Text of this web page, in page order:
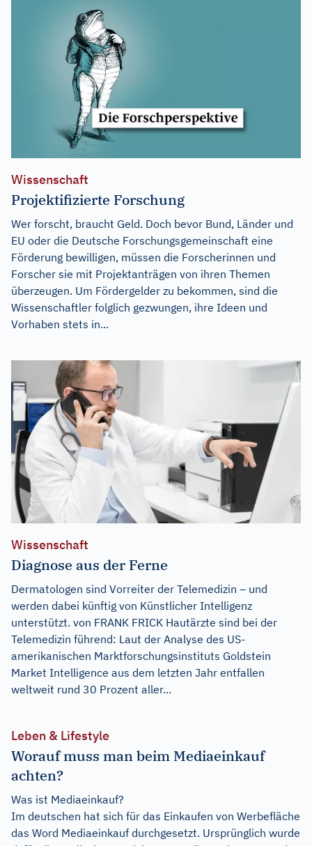
Wissenschaft
Projektifizierte Forschung
Wer forscht, braucht Geld. Doch bevor Bund, Länder und
EU oder die Deutsche Forschungsgemeinschaft eine
Förderung bewilligen, müssen die Forscherinnen und
Forscher sie mit Projektanträgen von ihren Themen
überzeugen. Um Fördergelder zu bekommen, sind die
Wissenschaftler folglich gezwungen, ihre Ideen und
Vorhaben stets in...
Wissenschaft
Diagnose aus der Ferne
Dermatologen sind Vorreiter der Telemedizin – und
werden dabei künftig von Künstlicher Intelligenz
unterstützt. von FRANK FRICK Hautärzte sind bei der
Telemedizin führend: Laut der Analyse des US-
amerikanischen Marktforschungsinstituts Goldstein
Market Intelligence aus dem letzten Jahr entfallen
weltweit rund 30 Prozent aller...
Leben & Lifestyle
Worauf muss man beim Mediaeinkauf
achten?
Was ist Mediaeinkauf?
Im deutschen hat sich für das Einkaufen von Werbefläche
das Word Mediaeinkauf durchgesetzt. Ursprünglich wurde